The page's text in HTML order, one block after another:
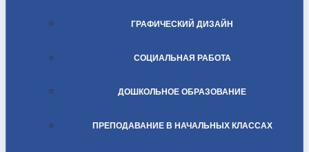
ГРАФИЧЕСКИЙ ДИЗАЙН
СОЦИАЛЬНАЯ РАБОТА
ДОШКОЛЬНОЕ ОБРАЗОВАНИЕ
ПРЕПОДАВАНИЕ В НАЧАЛЬНЫХ КЛАССАХ